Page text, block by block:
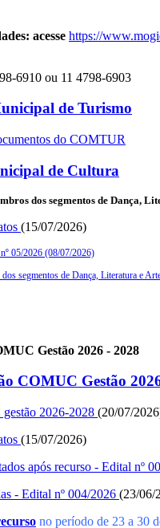
acesse https://
6910 ou 11 4798-6903
de Turismo
do COMTUR
de Cultura
dos segmentos de Dança,
(15/07/2026)
05/2026 (08/07/2026)
segmentos de Dança, Literatura e
Gestão 2026 - 2028
COMUC Gestão
2026-2028 (20/07/
(15/07/2026)
após recurso - Edital nº
- Edital nº 004/2026 (23/06/
no período de 23 a 30